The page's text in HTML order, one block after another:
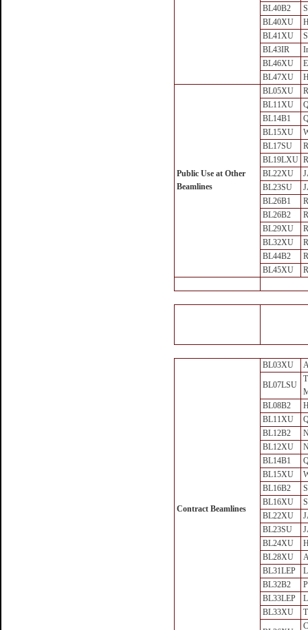
BL40B2
BL40XU
BL41XU
BL43IR
BL46XU
BL47XU
Public Use at Other
Beamlines
BL05XU
BL11XU
BL14B1
BL15XU
BL17SU
BL19LXU
BL22XU
BL23SU
BL26B1
BL26B2
BL29XU
BL32XU
BL44B2
BL45XU
Contract Beamlines
BL03XU
BL07LSU
BL08B2
BL11XU
BL12B2
BL12XU
BL14B1
BL15XU
BL16B2
BL16XU
BL22XU
BL23SU
BL24XU
BL28XU
BL31LEP
BL32B2
BL33LEP
BL33XU